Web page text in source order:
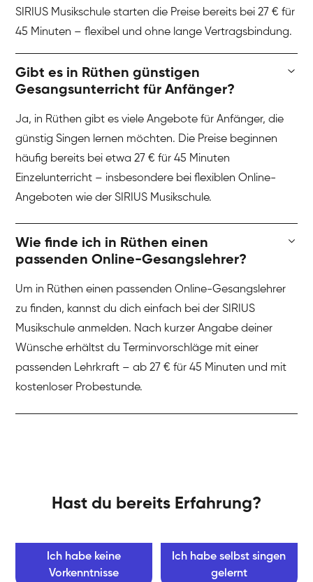
SIRIUS Musikschule starten die Preise bereits bei 27 € für
45 Minuten – flexibel und ohne lange Vertragsbindung.
Gibt es in Rüthen günstigen
Gesangsunterricht für Anfänger?
Ja, in Rüthen gibt es viele Angebote für Anfänger, die
günstig Singen lernen möchten. Die Preise beginnen
häufig bereits bei etwa 27 € für 45 Minuten
Einzelunterricht – insbesondere bei flexiblen Online-
Angeboten wie der SIRIUS Musikschule.
Wie finde ich in Rüthen einen
passenden Online-Gesangslehrer?
Um in Rüthen einen passenden Online-Gesangslehrer
zu finden, kannst du dich einfach bei der SIRIUS
Musikschule anmelden. Nach kurzer Angabe deiner
Wünsche erhältst du Terminvorschläge mit einer
passenden Lehrkraft – ab 27 € für 45 Minuten und mit
kostenloser Probestunde.
Hast du bereits Erfahrung?
Ich habe keine
Vorkenntnisse
Ich habe selbst singen
gelernt